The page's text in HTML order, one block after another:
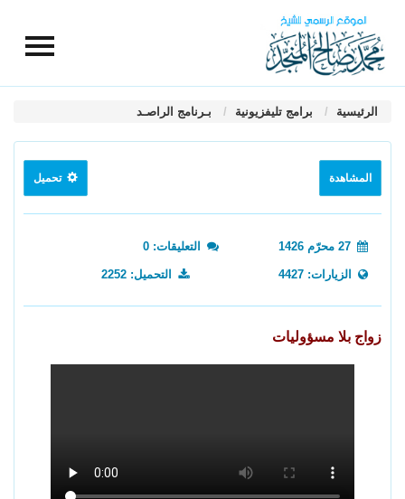
الرئيسية برامج تليفزيونية بـرنامج الراصـد
المشاهدة تحميل
التعليقات: 0
الزيارات: 4427 التحميل: 2252
زواج بلا مسؤوليات